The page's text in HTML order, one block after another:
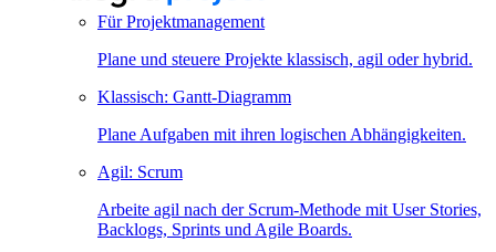
Für Projektmanagement
Plane und steuere Projekte klassisch, agil oder hybrid.
Klassisch: Gantt-Diagramm
Plane Aufgaben mit ihren logischen Abhängigkeiten.
Agil: Scrum
Arbeite agil nach der Scrum-Methode mit User Stories,
Backlogs, Sprints und Agile Boards.